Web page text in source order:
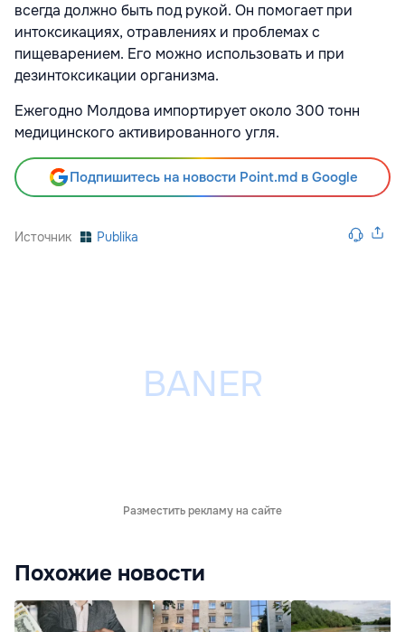
всегда должно быть под рукой. Он помогает при
интоксикациях, отравлениях и проблемах с
пищеварением. Его можно использовать и при
дезинтоксикации организма.
Ежегодно Молдова импортирует около 300 тонн
медицинского активированного угля.
Подпишитесь на новости Point.md в Google
Источник Publika
Разместить рекламу на сайте
Похожие новости